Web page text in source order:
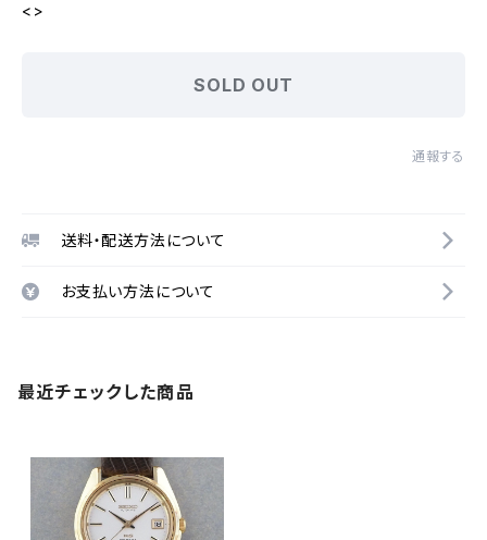
<>
SOLD OUT
通報する
送料・配送方法について
お支払い方法について
最近チェックした商品